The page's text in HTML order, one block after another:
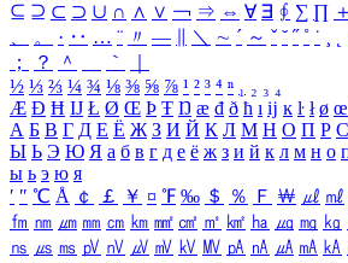
⊆ ⊇ ⊂ ⊃ ∪ ∩ ∧ ∨ ￢ ⇒ ⇔ ∀ ∃ ∮ ∑ ∏ ＋
、
。 · ‥ … ¨ 〃 ― ＼ ∼ ´ ～ ˇ ˘ ˝ ˚ ˙ ¸
；
？ ＾ ｀
½ ⅓ ⅔ ¼ ¾ ⅛ ⅜ ⅝ ⅞ ¹ ² ³ ⁴ ⁿ ₁ ₂ ₃ ₄
Æ Ð Ħ Ĳ Ł Ø Œ Þ Ŧ Ŋ æ đ ð ħ ı ĳ ĸ ŀ ł ø œ
А Б В Г Д Е Ё Ж З И Й К Л М Н О П Р С
Ы Ь Э Ю Я а б в г д е ё ж з и й к л м н о
ы ь э ю я
′ ″ ℃ Å ￠ ￡ ￥ ¤ ℉ ‰ ＄ ％ Ｆ ￦ ㎕ ㎖
㎙ ㎚ ㎛ ㎜ ㎝ ㎞ ㎟ ㎠ ㎡ ㎢ ㏊ ㎍ ㎎ ㎏
㎱ ㎲ ㎳ ㎴ ㎵ ㎶ ㎷ ㎸ ㎹ ㎀ ㎁ ㎂ ㎃ ㎄